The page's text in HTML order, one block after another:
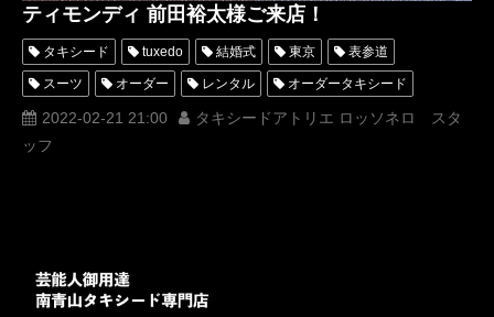
ティモンディ 前田裕太様ご来店！
タキシード tuxedo 結婚式 東京 表参道
スーツ オーダー レンタル オーダータキシード
レンタルタキシード ロッソネロ 人気 横山宗生
購入
タキシードレンタル東京
ティモンディ 前田裕太
2022-02-21 21:00
タキシードアトリエ ロッソネロ スタ
ッフ